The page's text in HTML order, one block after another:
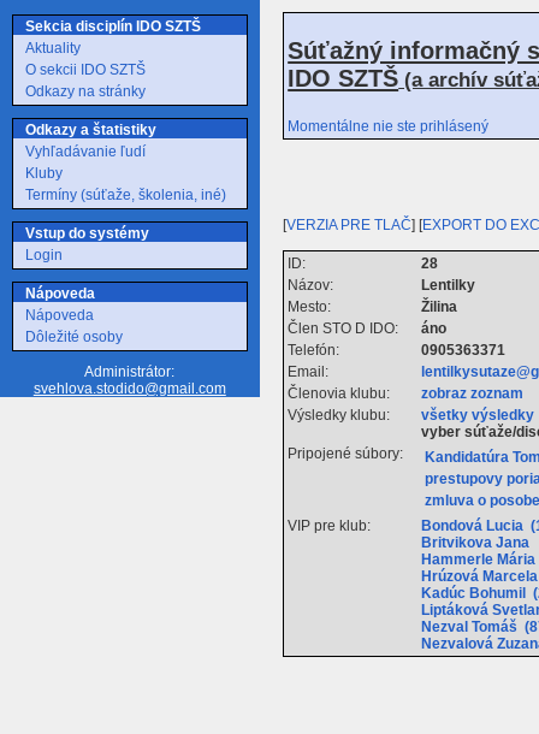
Sekcia disciplín IDO SZTŠ
Aktuality
O sekcii IDO SZTŠ
Odkazy na stránky
Odkazy a štatistiky
Vyhľadávanie ľudí
Kluby
Termíny (súťaže, školenia, iné)
Vstup do systémy
Login
Nápoveda
Nápoveda
Dôležité osoby
Administrátor:
svehlova.stodido@gmail.com
Súťažný informačný
IDO SZTŠ (a archív
Momentálne nie ste prihlásený
[VERZIA PRE TLAČ] [EXPORT DO
ID:
28
Názov:
Lentilky
Mesto:
Žilina
Člen STO D IDO:
áno
Telefón:
0905363371
Email:
Členovia klubu:
zobraz zoznam
Výsledky klubu:
všetky výsledky
vyber súťaže/
Pripojené súbory:
Kandidatúra
prestupovy
zmluva o
VIP pre klub:
Bondová Lucia
Britvikova
Hammerle
Hrúzová
Kadúc Bohumil
Liptáková
Nezval Tomáš
Nezvalová